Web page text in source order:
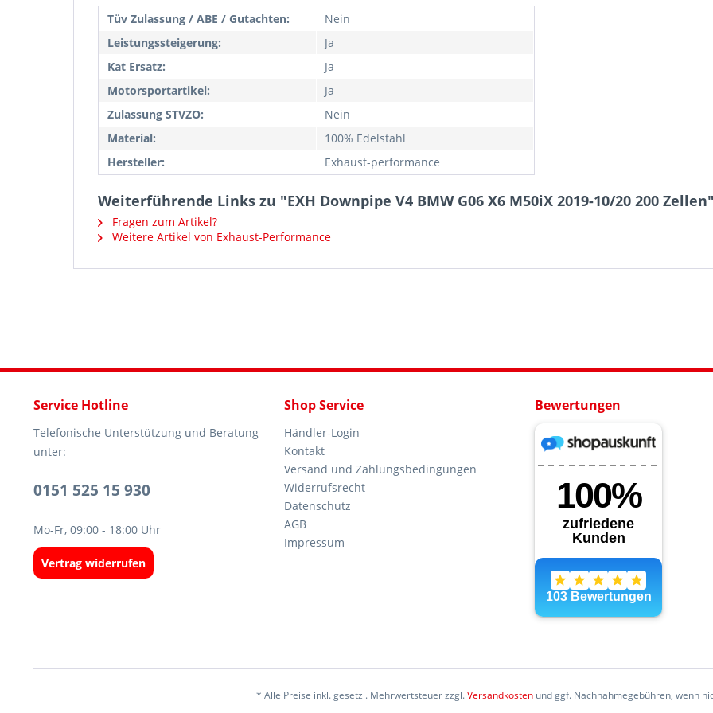
Tüv Zulassung / ABE / Gutachten:
Nein
Leistungssteigerung:
Ja
Kat Ersatz:
Ja
Motorsportartikel:
Ja
Zulassung STVZO:
Nein
Material:
100% Edelstahl
Hersteller:
Exhaust-performance
Weiterführende Links zu "EXH Downpipe V4 BMW G06 X6 M50iX 2019-10/20 200
Fragen zum Artikel?
Weitere Artikel von Exhaust-Performance
Service Hotline
Telefonische Unterstützung und Beratung
unter:
0151 525 15 930
Mo-Fr, 09:00 - 18:00 Uhr
Vertrag widerrufen
Shop Service
Händler-Login
Kontakt
Versand und Zahlungsbedingungen
Widerrufsrecht
Datenschutz
AGB
Impressum
Bewertungen
* Alle Preise inkl. gesetzl. Mehrwertsteuer zzgl.Versandkostenund ggf. Nachnahmegebühren, wenn